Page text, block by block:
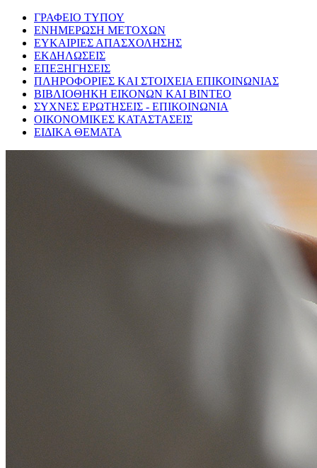
ΓΡΑΦΕΙΟ ΤΥΠΟΥ
ΕΝΗΜΕΡΩΣΗ ΜΕΤΟΧΩΝ
ΕΥΚΑΙΡΙΕΣ ΑΠΑΣΧΟΛΗΣΗΣ
ΕΚΔΗΛΩΣΕΙΣ
ΕΠΕΞΗΓΗΣΕΙΣ
ΠΛΗΡΟΦΟΡΙΕΣ ΚΑΙ ΣΤΟΙΧΕΙΑ ΕΠΙΚΟΙΝΩΝΙΑΣ
ΒΙΒΛΙΟΘΗΚΗ ΕΙΚΟΝΩΝ ΚΑΙ ΒΙΝΤΕΟ
ΣΥΧΝΕΣ ΕΡΩΤΗΣΕΙΣ - ΕΠΙΚΟΙΝΩΝΙΑ
ΟΙΚΟΝΟΜΙΚΕΣ ΚΑΤΑΣΤΑΣΕΙΣ
ΕΙΔΙΚΑ ΘΕΜΑΤΑ